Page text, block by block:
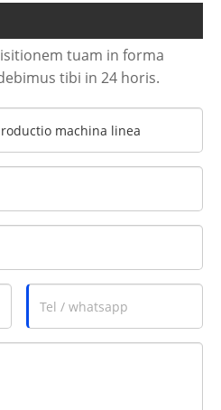
tuam in forma
tibi in 24 horis.